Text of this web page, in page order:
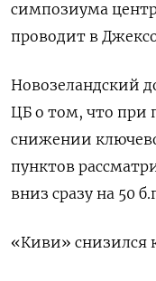
симпозиума
проводит в
Новозеландский
ЦБ о том, что при
снижении
пунктов
вниз сразу на 50
«Киви» снизился